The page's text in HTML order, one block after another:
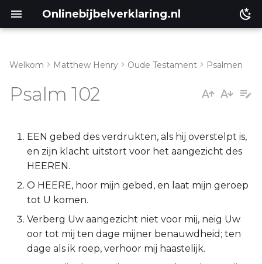
Onlinebijbelverklaring.nl
Psalm 102:13-23
Psalm 102:24-29
Lukas
Johannes
Handelingen
Romeinen
1 Korinthe
Welkom Matthew Henry Oude Testament Psalmen
Psalm 102
EEN gebed des verdrukten, als hij overstelpt is,
en zijn klacht uitstort voor het aangezicht des
HEEREN.
O HEERE, hoor mijn gebed, en laat mijn geroep
tot U komen.
Verberg Uw aangezicht niet voor mij, neig Uw
oor tot mij ten dage mijner benauwdheid; ten
dage als ik roep, verhoor mij haastelijk.